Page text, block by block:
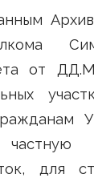
от
для